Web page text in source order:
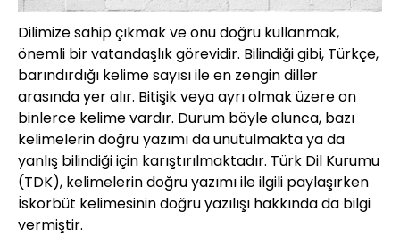
Dilimize sahip çıkmak ve onu doğru kullanmak,
önemli bir vatandaşlık görevidir. Bilindiği gibi, Türkçe,
barındırdığı kelime sayısı ile en zengin diller
arasında yer alır. Bitişik veya ayrı olmak üzere on
binlerce kelime vardır. Durum böyle olunca, bazı
kelimelerin doğru yazımı da unutulmakta ya da
yanlış bilindiği için karıştırılmaktadır. Türk Dil Kurumu
(TDK), kelimelerin doğru yazımı ile ilgili paylaşırken
İskorbüt kelimesinin doğru yazılışı hakkında da bilgi
vermiştir.